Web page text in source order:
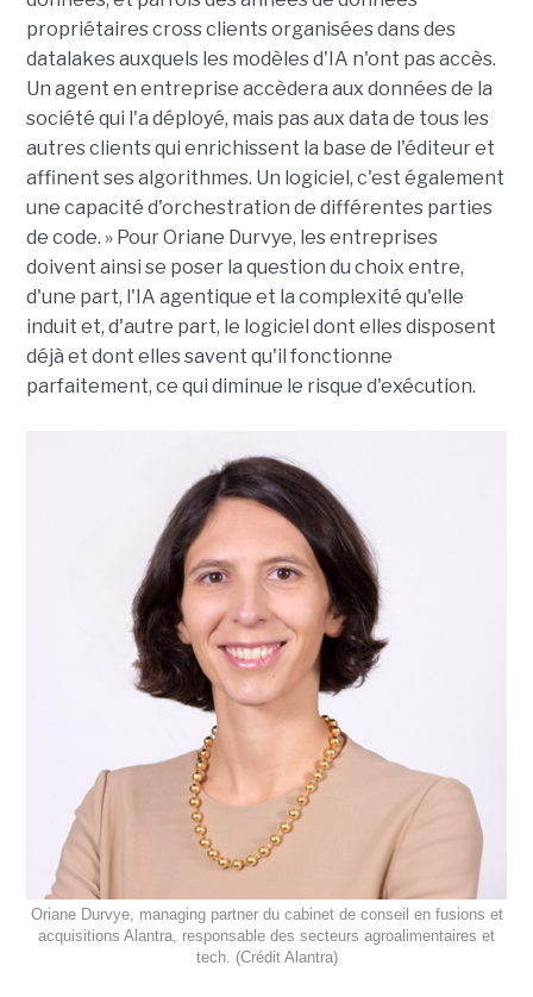
propriétaires cross clients organisées dans des
datalakes auxquels les modèles d'IA n'ont pas accès.
Un agent en entreprise accèdera aux données de la
société qui l'a déployé, mais pas aux data de tous les
autres clients qui enrichissent la base de l'éditeur et
affinent ses algorithmes. Un logiciel, c'est également
une capacité d'orchestration de différentes parties
de code. » Pour Oriane Durvye, les entreprises
doivent ainsi se poser la question du choix entre,
d'une part, l'IA agentique et la complexité qu'elle
induit et, d'autre part, le logiciel dont elles disposent
déjà et dont elles savent qu'il fonctionne
parfaitement, ce qui diminue le risque d'exécution.
Oriane Durvye, managing partner du cabinet de conseil en fusions et
acquisitions Alantra, responsable des secteurs agroalimentaires et
tech. (Crédit Alantra)